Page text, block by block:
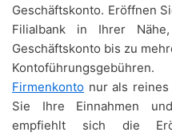
Geschäftskonto. Eröffnen
Filialbank in Ihrer
Geschäftskonto bis zu
Firmenkonto nur als
Sie Ihre Einnahmen
empfiehlt sich die